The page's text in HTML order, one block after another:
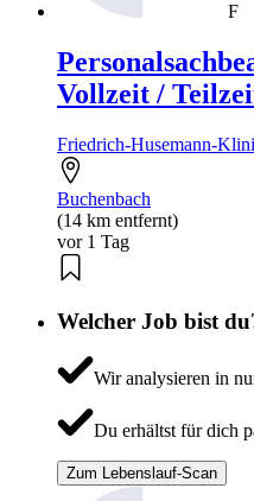
F
Vollzeit /
Friedrich-Husemann-
Buchenbach
(14 km entfernt)
vor 1 Tag
Welcher Job bist
Wir analysieren in
Du erhältst für dich
Zum Lebenslauf-Scan